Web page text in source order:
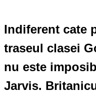
Indiferent cate
traseul clasei
nu este
Jarvis.